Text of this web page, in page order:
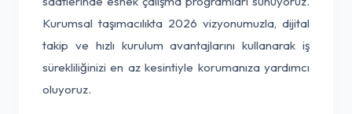
Kurumsal taşımacılıkta 2026 vizyonumuzla, dijital
takip ve hızlı kurulum avantajlarını kullanarak iş
sürekliliğinizi en az kesintiyle korumanıza yardımcı
oluyoruz.